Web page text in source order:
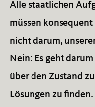
Alle staatlichen
müssen
nicht darum,
Nein: Es geht
über den Zustand
Lösungen zu